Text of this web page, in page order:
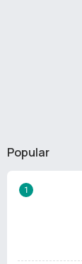
Popular